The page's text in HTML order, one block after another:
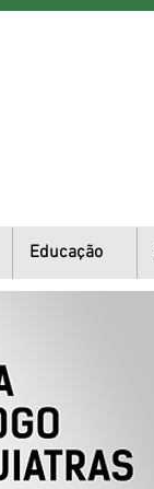
Educação